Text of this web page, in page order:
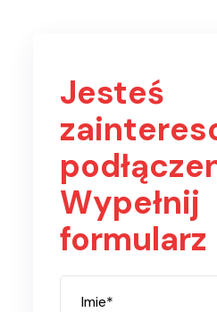
Jesteś
Wypełnij
formularz
Imie*